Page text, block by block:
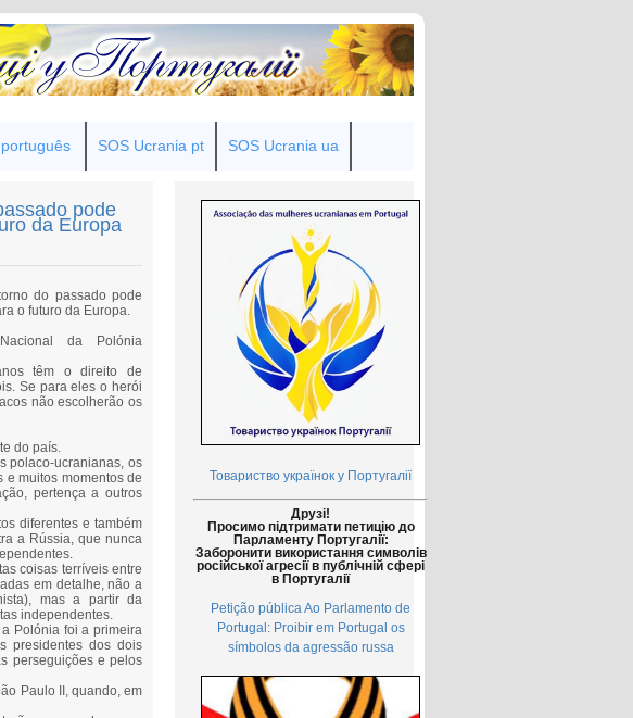
SOS Ucrania pt SOS Ucrania ua
pode
da Europa
do passado pode
o futuro da Europa.
da Polónia
têm o direito de
Se para eles o herói
não escolherão os
do país.
polaco‑ucranianas, os
e muitos momentos de
pertença a outros
diferentes e também
a Rússia, que nunca
coisas terríveis entre
em detalhe, não a
mas a partir da
independentes.
Polónia foi a primeira
presidentes dos dois
perseguições e pelos
Paulo II, quando, em
Товариство українок у Португалії
Друзі!
Просимо підтримати петицію до
Парламенту Португалії:
Заборонити використання символів
російської агресії в публічній сфері
в Португалії
Petição pública Ao Parlamento de
Portugal: Proibir em Portugal os
símbolos da agressão russa